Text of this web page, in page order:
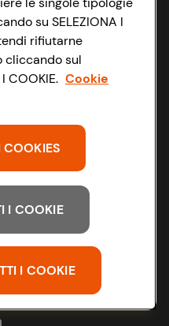
su SELEZIONA I
rifiutarne
cliccando sul
COOKIE. Cookie
COOKIES
I COOKIE
ACCETTA TUTTI I COOKIE